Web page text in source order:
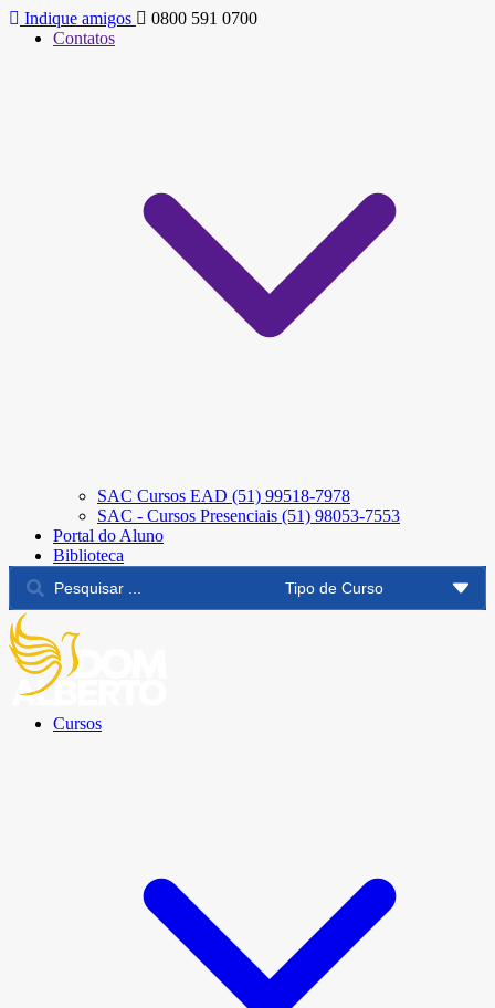
Indique amigos
0800 591 0700
Contatos
SAC Cursos EAD (51) 99518-7978
SAC - Cursos Presenciais (51) 98053-7553
Portal do Aluno
Biblioteca
Cursos